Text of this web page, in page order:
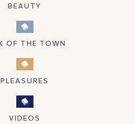
BEAUTY
OF THE TOWN
PLEASURES
VIDEOS